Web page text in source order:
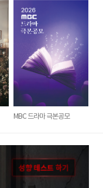
MBC 드라마 극본공모